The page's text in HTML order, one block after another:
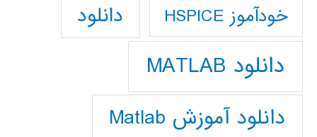
خودآموز HSPICE دانلود
دانلود MATLAB
دانلود آموزش Matlab